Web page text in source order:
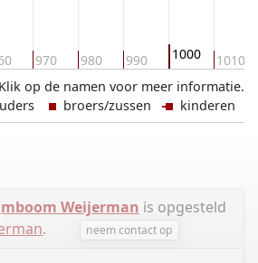
970 980 990 1000 1010
Klik op de namen voor meer informatie.
broers/zussen kinderen
Weijerman is opgesteld
. neem contact op